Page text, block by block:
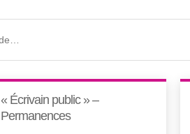
« Écrivain public » –
Permanences